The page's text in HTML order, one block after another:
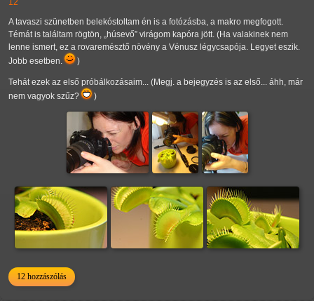
12
A tavaszi szünetben belekóstoltam én is a fotózásba, a makro megfogott.
Témát is találtam rögtön,
húsevő virágom kapóra jött. (Ha valakinek nem
lenne ismert, ez a rovaremésztő növény a Vénusz légycsapója. Legyet eszik.
Jobb esetben.
)
Tehát ezek az első próbálkozásaim... (Megj. a bejegyzés is az első... áhh, már
nem vagyok szűz?
)
12 hozzászólás